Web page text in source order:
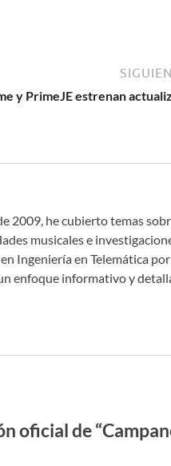
y PrimeJE estrenan
2009, he cubierto temas
musicales e
Ingeniería en Telemática
enfoque informativo y
oficial de